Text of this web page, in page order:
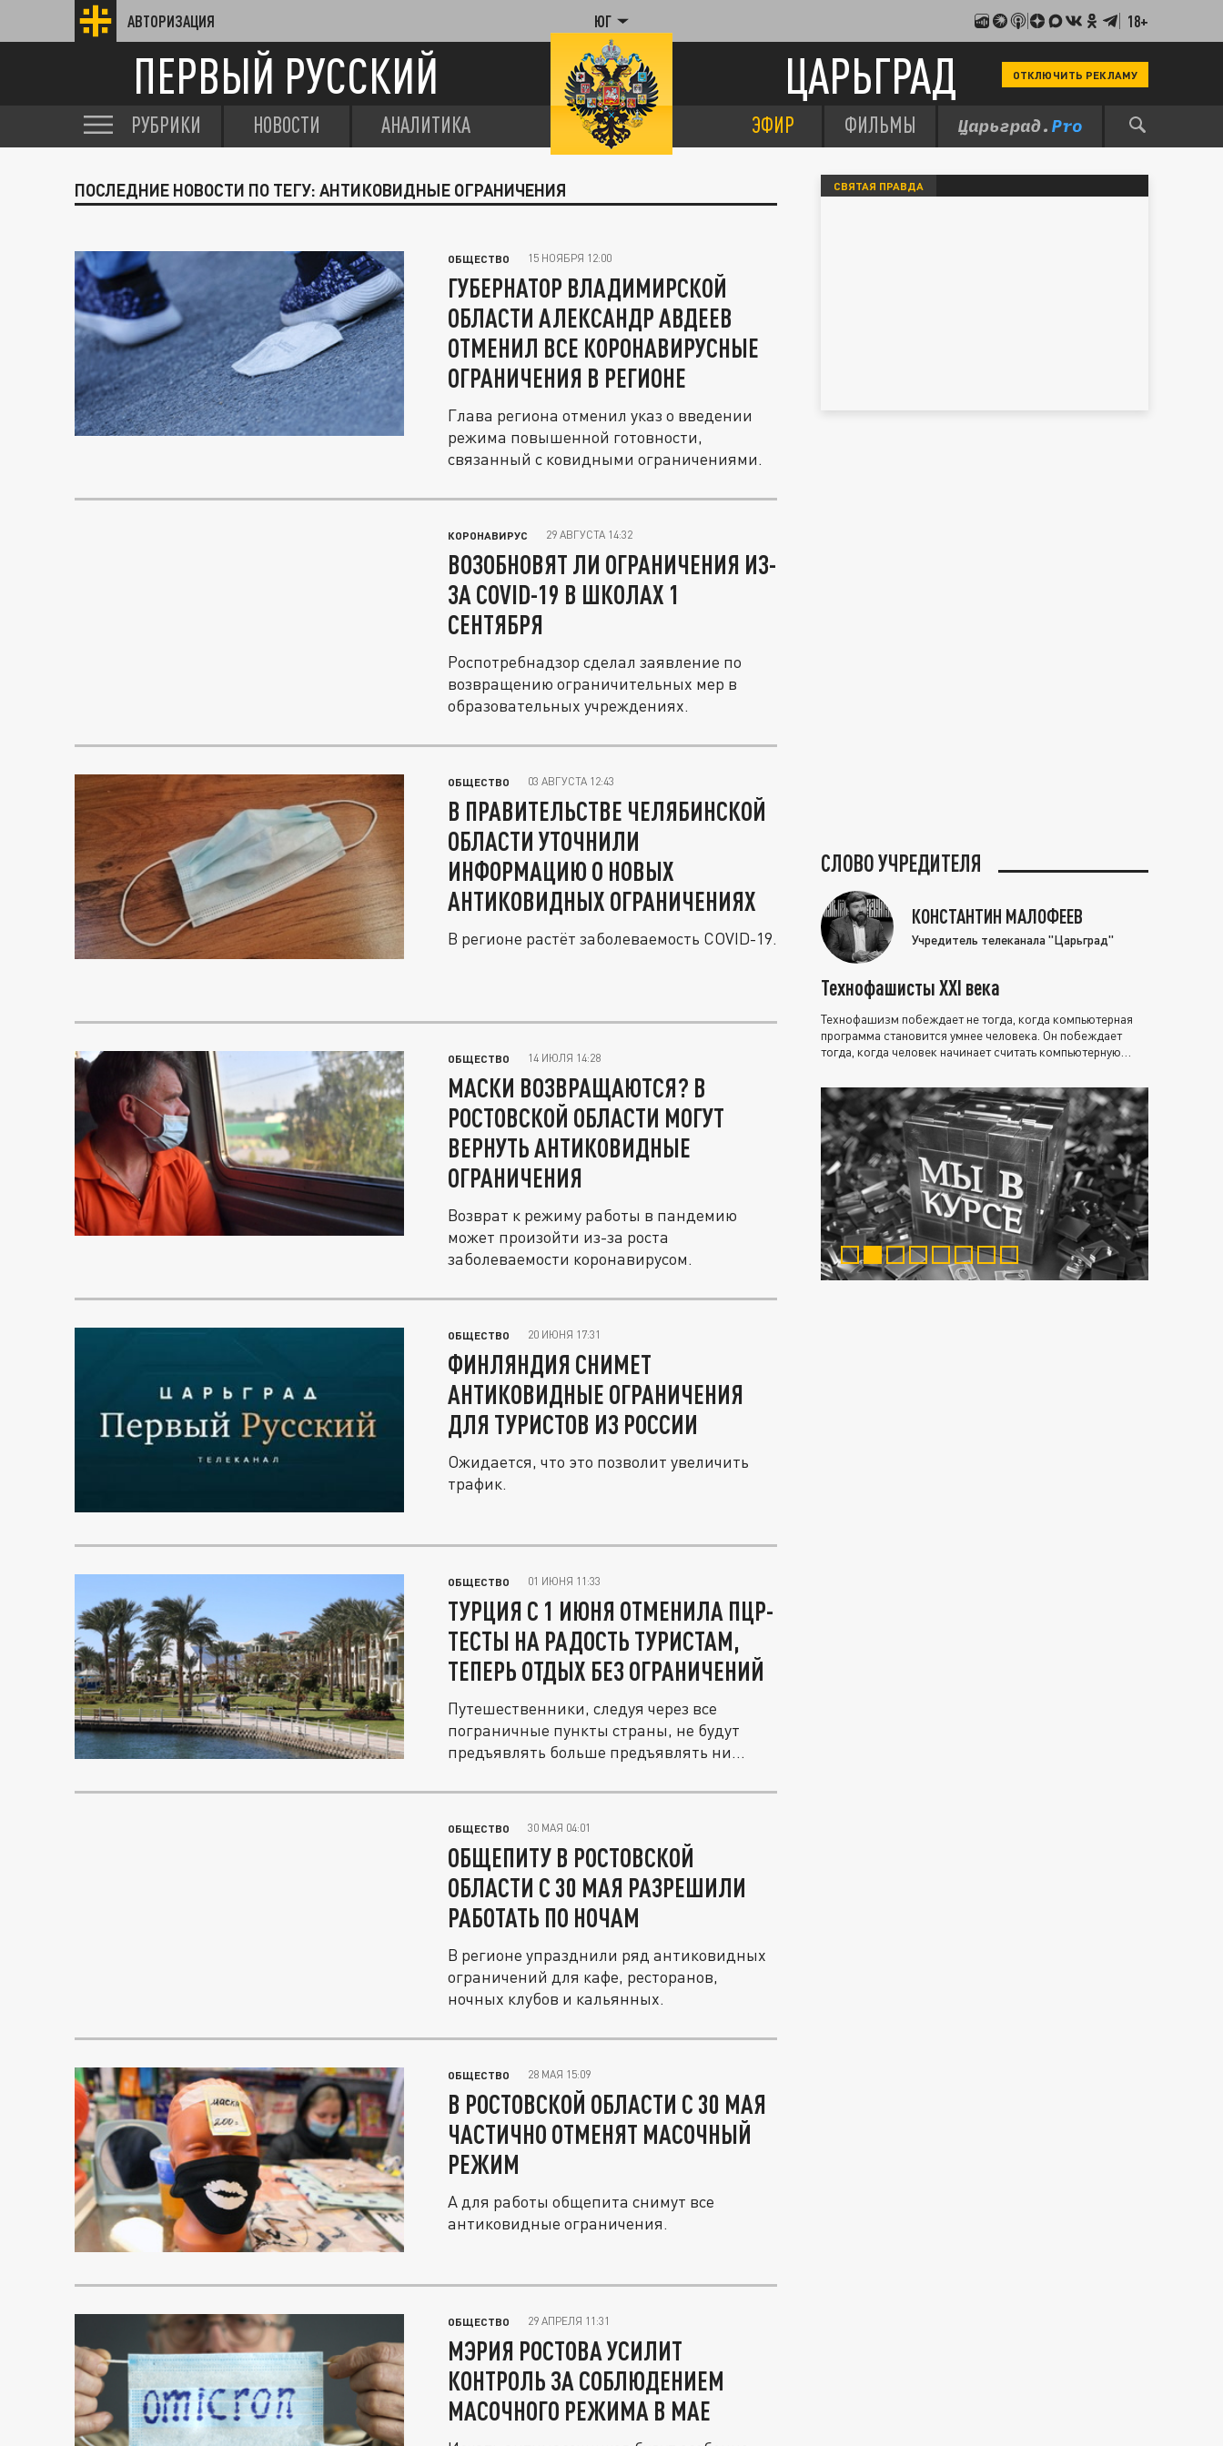
АВТОРИЗАЦИЯ ЮГ 18+
ПЕРВЫЙ РУССКИЙ ЦАРЬГРАД ОТКЛЮЧИТЬ РЕКЛАМУ
РУБРИКИ НОВОСТИ АНАЛИТИКА ЭФИР ФИЛЬМЫ
ПОСЛЕДНИЕ НОВОСТИ ПО ТЕГУ: АНТИКОВИДНЫЕ ОГРАНИЧЕНИЯ
ОБЩЕСТВО 15 НОЯБРЯ 12:00
ГУБЕРНАТОР ВЛАДИМИРСКОЙ
ОБЛАСТИ АЛЕКСАНДР АВДЕЕВ
ОТМЕНИЛ ВСЕ КОРОНАВИРУСНЫЕ
ОГРАНИЧЕНИЯ В РЕГИОНЕ
Глава региона отменил указ о введении
режима повышенной готовности,
связанный с ковидными ограничениями.
КОРОНАВИРУС 29 АВГУСТА 14:32
ВОЗОБНОВЯТ ЛИ ОГРАНИЧЕНИЯ ИЗ-
ЗА COVID-19 В ШКОЛАХ 1
СЕНТЯБРЯ
Роспотребнадзор сделал заявление по
возвращению ограничительных мер в
образовательных учреждениях.
ОБЩЕСТВО 03 АВГУСТА 12:43
В ПРАВИТЕЛЬСТВЕ ЧЕЛЯБИНСКОЙ
ОБЛАСТИ УТОЧНИЛИ
ИНФОРМАЦИЮ О НОВЫХ
АНТИКОВИДНЫХ ОГРАНИЧЕНИЯХ
В регионе растёт заболеваемость COVID-19.
ОБЩЕСТВО 14 ИЮЛЯ 14:28
МАСКИ ВОЗВРАЩАЮТСЯ? В
РОСТОВСКОЙ ОБЛАСТИ МОГУТ
ВЕРНУТЬ АНТИКОВИДНЫЕ
ОГРАНИЧЕНИЯ
Возврат к режиму работы в пандемию
может произойти из-за роста
заболеваемости коронавирусом.
ОБЩЕСТВО 20 ИЮНЯ 17:31
ФИНЛЯНДИЯ СНИМЕТ
АНТИКОВИДНЫЕ ОГРАНИЧЕНИЯ
ДЛЯ ТУРИСТОВ ИЗ РОССИИ
Ожидается, что это позволит увеличить
трафик.
ОБЩЕСТВО 01 ИЮНЯ 11:33
ТУРЦИЯ С 1 ИЮНЯ ОТМЕНИЛА ПЦР-
ТЕСТЫ НА РАДОСТЬ ТУРИСТАМ,
ТЕПЕРЬ ОТДЫХ БЕЗ ОГРАНИЧЕНИЙ
Путешественники, следуя через все
пограничные пункты страны, не будут
предъявлять больше предъявлять ни
ОБЩЕСТВО 30 МАЯ 04:01
ОБЩЕПИТУ В РОСТОВСКОЙ
ОБЛАСТИ С 30 МАЯ РАЗРЕШИЛИ
РАБОТАТЬ ПО НОЧАМ
В регионе упразднили ряд антиковидных
ограничений для кафе, ресторанов,
ночных клубов и кальянных.
ОБЩЕСТВО 28 МАЯ 15:09
В РОСТОВСКОЙ ОБЛАСТИ С 30 МАЯ
ЧАСТИЧНО ОТМЕНЯТ МАСОЧНЫЙ
РЕЖИМ
А для работы общепита снимут все
антиковидные ограничения.
ОБЩЕСТВО 29 АПРЕЛЯ 11:31
МЭРИЯ РОСТОВА УСИЛИТ
КОНТРОЛЬ ЗА СОБЛЮДЕНИЕМ
МАСОЧНОГО РЕЖИМА В МАЕ
СВЯТАЯ ПРАВДА
СЛОВО УЧРЕДИТЕЛЯ
КОНСТАНТИН МАЛОФЕЕВ
Учредитель телеканала "Царьград"
Технофашисты XXI века
Технофашизм побеждает не тогда, когда компьютерная
программа становится умнее человека. Он побеждает
тогда, когда человек начинает считать компьютерную